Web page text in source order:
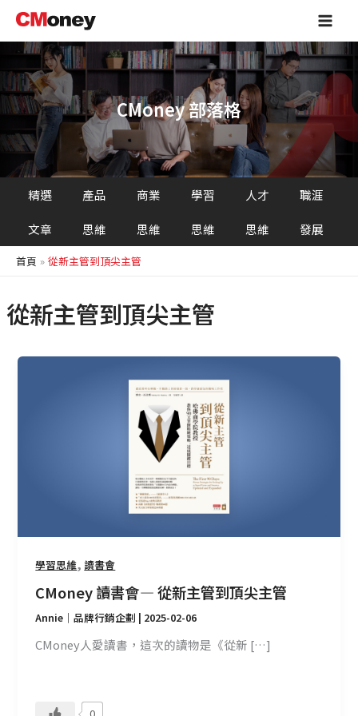
主
容
Main
CMoney 部落格
精選
文章
產品
思維
商業
思維
學習
思維
人才
思維
職涯
發展
首頁 從新主管到頂尖主管
從新主管到頂尖主管
學習思維,讀書會
CMoney 讀書會 — 從新主管到頂尖主管
Annie｜品牌行銷企劃 | 2025-02-06
CMoney人愛讀書，這次的讀物是《從新 […]
到
頂
尖
主
管